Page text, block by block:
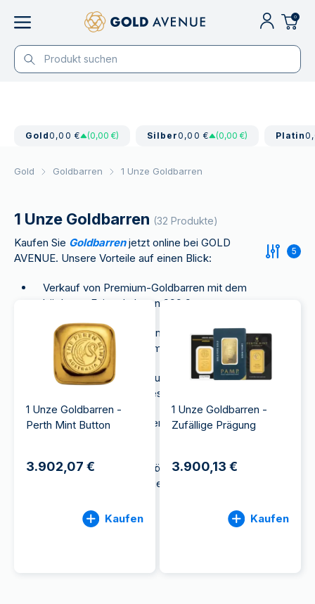
0
Gold0,00 € (0,00 €) Silber0,00 € (0,00 €) Platin
Gold Goldbarren 1 Unze Goldbarren
1 Unze Goldbarren (32 Produkte)
Kaufen Sie Goldbarrenjetzt online bei GOLD
AVENUE. Unsere Vorteile auf einen Blick:
Verkauf von Premium-Goldbarren mit dem
höchsten Feingehalt von 999,9
LBMA-Zertifizierung, einem der höchsten
Qualitätssiegel im Goldmarkt
Kostenfreie Aufbewahrung in unseren
sicheren Schweizer Tresoren (bis 10000€)
Rückkauf der Goldbarren zum Spotpreis
1 Unze-Goldbarren gehören zu den
populärsten Stückelungen
5
1 Unze Goldbarren -
Perth Mint Button
3.902,07 €
Kaufen
1 Unze Goldbarren -
Zufällige Prägung
3.900,13 €
Kaufen